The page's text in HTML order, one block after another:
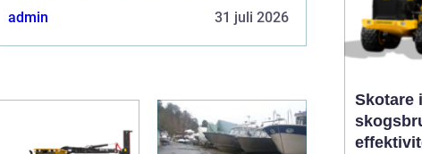
upprätthålla en hög effektivitet och för...
admin 31 juli 2026
Skotare
skogsbruk